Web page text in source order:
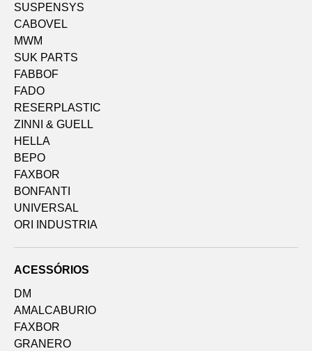
SUSPENSYS
CABOVEL
MWM
SUK PARTS
FABBOF
FADO
RESERPLASTIC
ZINNI & GUELL
HELLA
BEPO
FAXBOR
BONFANTI
UNIVERSAL
ORI INDUSTRIA
ACESSÓRIOS
DM
AMALCABURIO
FAXBOR
GRANERO